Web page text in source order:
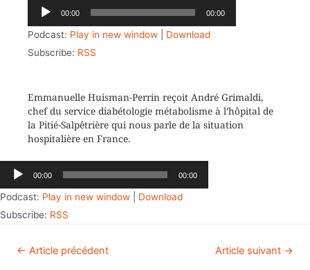
Lecteur
audio
00:00 00:00
Podcast: Play in new window
Download
Subscribe: RSS
Emmanuelle Huisman-Perrin reçoit André Grimaldi,
chef du service diabétologie métabolisme à l’hôpital de
la Pitié-Salpêtrière qui nous parle de la situation
hospitalière en France.
Lecteur
00:00 00:00
Podcast: Play in new window
Download
Subscribe: RSS
← Article précédent Article suivant →